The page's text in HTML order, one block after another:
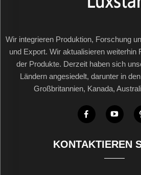
Wir integrieren Produktion, Forschung
und Export. Wir aktualisieren weiterhin
der Produkte. Derzeit haben sich
Ländern angesiedelt, darunter in
Großbritannien, Kanada,
KONTAKTIEREN